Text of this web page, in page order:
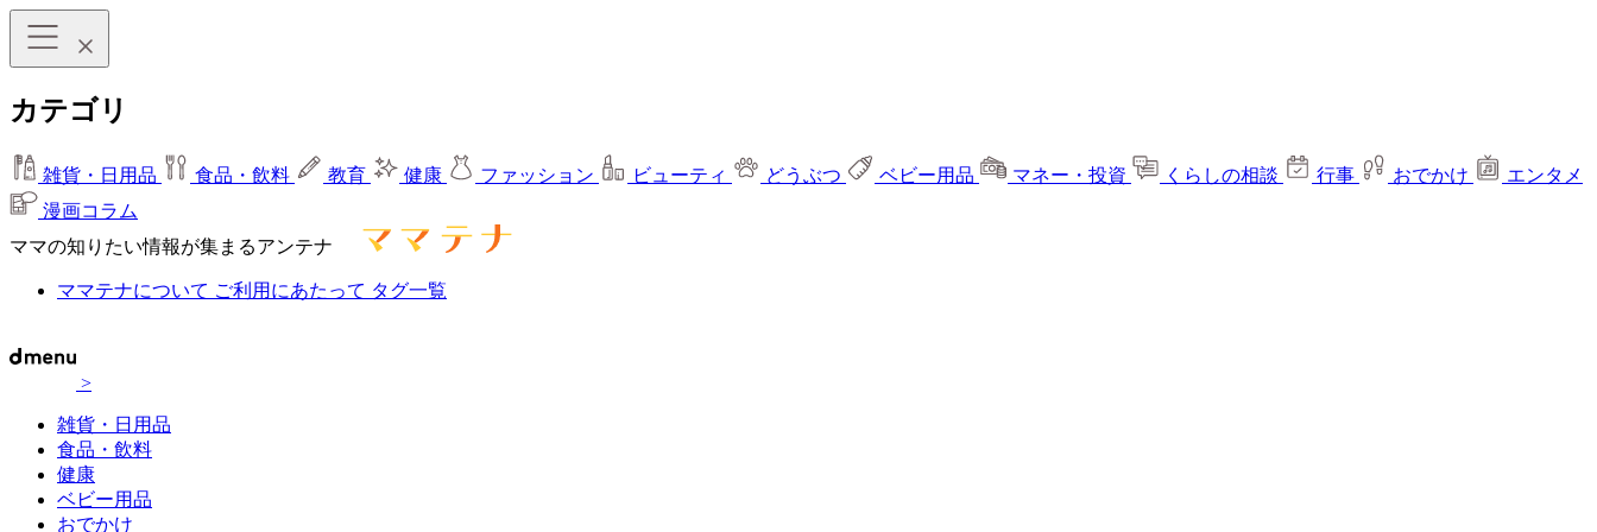
カテゴリ
雑貨・日用品 食品・飲料 教育 健康 ファッション ビューティ どうぶつ ベビー用品 マネー・投資 くらしの相談 行事 おでかけ
エンタメ
漫画コラム
ママの知りたい情報が集まるアンテナ
ママテナについて ご利用にあたって タグ一覧
>
雑貨・日用品
食品・飲料
健康
ベビー用品
おでかけ